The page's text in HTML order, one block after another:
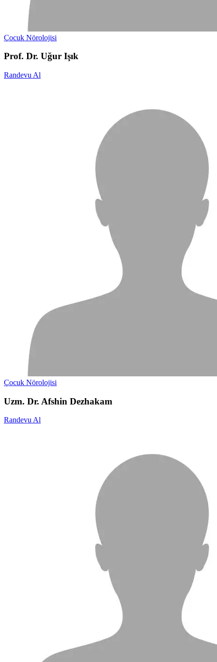
Çocuk Nörolojisi
Prof. Dr. Uğur Işık
Randevu Al
Çocuk Nörolojisi
Uzm. Dr. Afshin Dezhakam
Randevu Al